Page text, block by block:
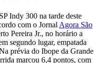
Indy 300 na tarde deste
com o Jornal Agora São
Pereira Jr., no horário a
segundo lugar, empatada
prévia do Ibope da Grande
marcou 6,4 pontos, com